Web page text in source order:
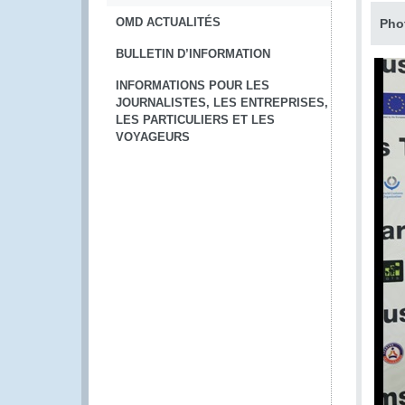
OMD ACTUALITÉS
BULLETIN D’INFORMATION
INFORMATIONS POUR LES
JOURNALISTES, LES ENTREPRISES,
LES PARTICULIERS ET LES
VOYAGEURS